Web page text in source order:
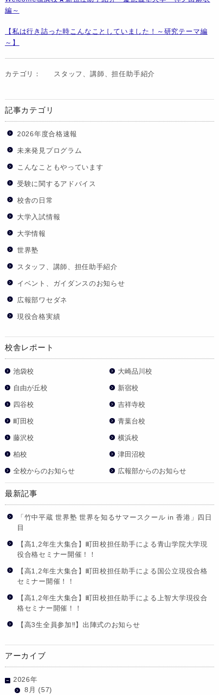
編～
【私は行き詰った時こんなことしていました！～研究テーマ編
～】
カテゴリ： スタッフ、講師、担任助手紹介
記事カテゴリ
2026年度合格速報
未来発見プログラム
こんなこともやっています
受験に関するアドバイス
校舎の日常
大学入試情報
大学情報
世界塾
スタッフ、講師、担任助手紹介
イベント、ガイダンスのお知らせ
広報部ワセダネ
現役合格実績
校舎レポート
池袋校 大崎品川校
自由が丘校 新宿校
四谷校 吉祥寺校
町田校 青葉台校
藤沢校 横浜校
柏校 津田沼校
全校からのお知らせ 広報部からのお知らせ
最新記事
「竹中平蔵 世界塾 世界を知るサマースクール in 香港」四日
目
【高1,2年生大集合】町田校担任助手による青山学院大学現
役合格セミナー開催！！
【高1,2年生大集合】町田校担任助手による国公立現役合格
セミナー開催！！
【高1,2年生大集合】町田校担任助手による上智大学現役合
格セミナー開催！！
【高3生全員参加‼】出陣式のお知らせ
アーカイブ
2026年
8月 (57)